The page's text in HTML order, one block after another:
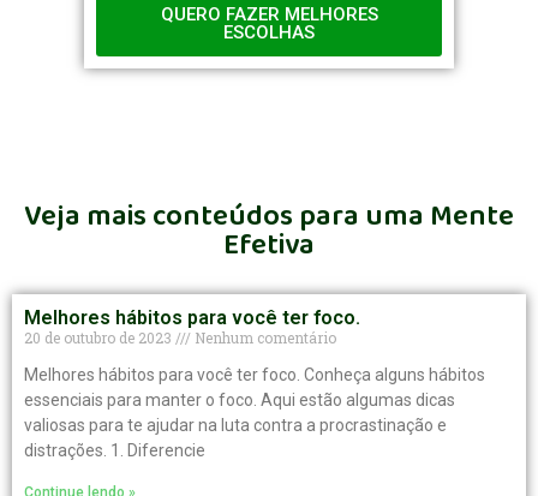
QUERO FAZER MELHORES
ESCOLHAS
Veja mais conteúdos para uma Mente
Efetiva
Melhores hábitos para você ter foco.​
20 de outubro de 2023
Nenhum comentário
Melhores hábitos para você ter foco. Conheça alguns hábitos
essenciais para manter o foco. Aqui estão algumas dicas
valiosas para te ajudar na luta contra a procrastinação e
distrações. 1. Diferencie
Continue lendo »